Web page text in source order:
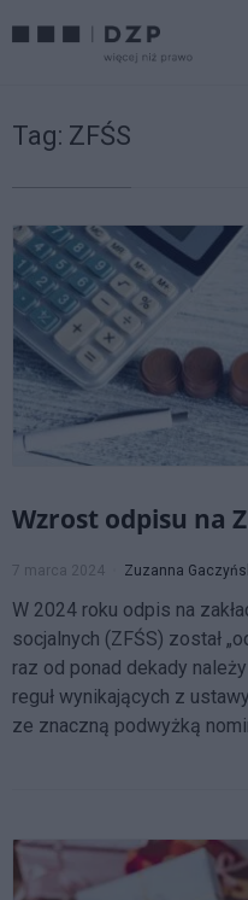
Tag: ZFŚS
Wzrost odpisu na
7 marca 2024 Zuzanna
W 2024 roku odpis na
socjalnych (ZFŚS) został
raz od ponad dekady
reguł wynikających z
ze znaczną podwyżką